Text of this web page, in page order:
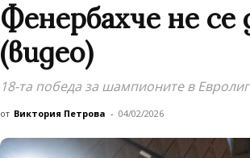
Фенербахче не се
(видео)
18-та победа за шампионите в
от Виктория Петрова - 04/02/2026